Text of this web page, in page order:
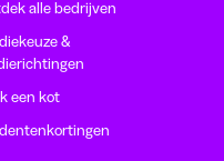
alle bedrijven
&
een kot